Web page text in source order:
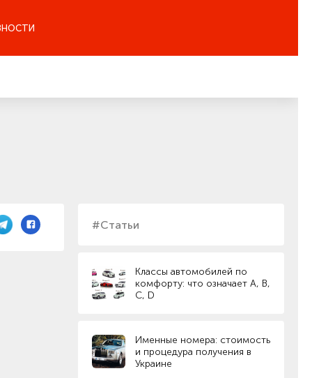
#Статьи
Классы автомобилей по
комфорту: что означает A, B,
C, D
Именные номера: стоимость
и процедура получения в
Украине